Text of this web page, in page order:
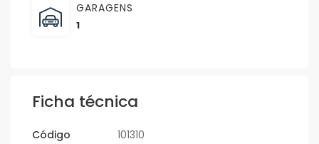
GARAGENS
1
Ficha técnica
Código
101310